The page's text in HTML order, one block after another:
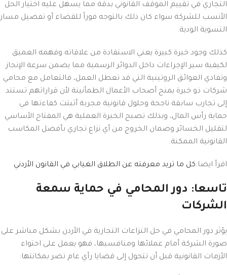
التجاري في تقييم الموقف القانوني بدقة مما يسهل عليه اختيار الحل
الأنسب للشركة سواء كان ذلك بالتوجه فوراً للقضاء أو تفضيل مسار
التسوية الودية.
كذلك وجود خبرة كبيرة يعني الاستفادة من علاقاته وفهمه العميق
لكيفية سير الإجراءات داخل الدوائر الرسمية مما يضمن سرعة الإنجاز
وتفادي العوائق الروتينية التي قد تعطل العمل، فالتعامل مع محامي
شركات ذو خبرة يمنح أصحاب الأعمال الطمأنينة لأن قراراتهم تستند
إلى تجارب سابقة ناجحة وحلول قانونية مجربة أثبتت كفاءتها في
حماية رأس المال، وبذلك تصبح الخبرة العملية هي المفتاح الأساسي
لتقليل الخسائر وضمان الخروج من أي نزاع تجاري بأفضل المكاسب
القانونية الممكنة.
اقرأ ايضا:كل ما تريد معرفته عن الطلاق الغيابي في القانون الأردني
تاسعا: دور المحامي في حماية سمعة
الشركات
يؤثر دور المحامي في حل النزاعات التجارية في الأردن بشكل مباشر على
صورة الشركة أمام عملائها ومنافسيها، فهو يعمل على احتواء
الأزمات القانونية قبل أن تتحول إلى قضايا رأي عام تضر بمكانتها: